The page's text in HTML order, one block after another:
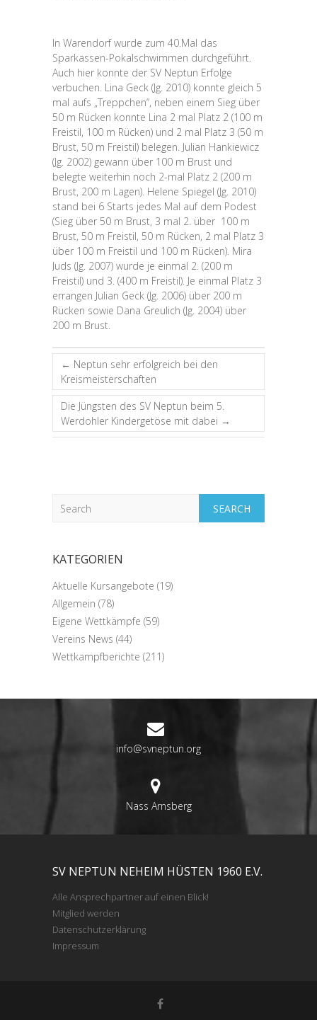
In Warendorf wurde zum 40.Mal das
Sparkassen-Pokalschwimmen durchgeführt.
Auch hier konnte der SV Neptun Erfolge
verbuchen. Lina Geck (Jg. 2010) konnte gleich 5
mal aufs „Treppchen“, neben einem Sieg über
50 m Rücken konnte Lina 2 mal Platz 2 (100 m
Freistil, 100 m Rücken) und 2 mal Platz 3 (50 m
Brust, 50 m Freistil) belegen. Julian Hankiewicz
(Jg. 2002) gewann über 100 m Brust und
belegte weiterhin noch 2-mal Platz 2 (200 m
Brust, 200 m Lagen). Helene Spiegel (Jg. 2010)
stand bei 6 Starts jedes Mal auf dem Podest
(Sieg über 50 m Brust, 3 mal 2. über 100 m
Brust, 50 m Freistil, 50 m Rücken, 2 mal Platz 3
über 100 m Freistil und 100 m Rücken). Mira
Juds (Jg. 2007) wurde je einmal 2. (200 m
Freistil) und 3. (400 m Freistil). Je einmal Platz 3
errangen Julian Geck (Jg. 2006) über 200 m
Rücken sowie Dana Greulich (Jg. 2004) über
200 m Brust.
← Neptun sehr erfolgreich bei den
Kreismeisterschaften
Die Jüngsten des SV Neptun beim 5.
Werdohler Kindergetöse mit dabei →
Search
KATEGORIEN
Aktuelle Kursangebote (19)
Allgemein (78)
Eigene Wettkämpfe (59)
Vereins News (44)
Wettkampfberichte (211)
info@svneptun.org
Nass Arnsberg
SV NEPTUN NEHEIM HÜSTEN 1960 E.V.
Alle Ansprechpartner auf einen Blick!
Mitglied werden
Datenschutzerklärung
Impressum